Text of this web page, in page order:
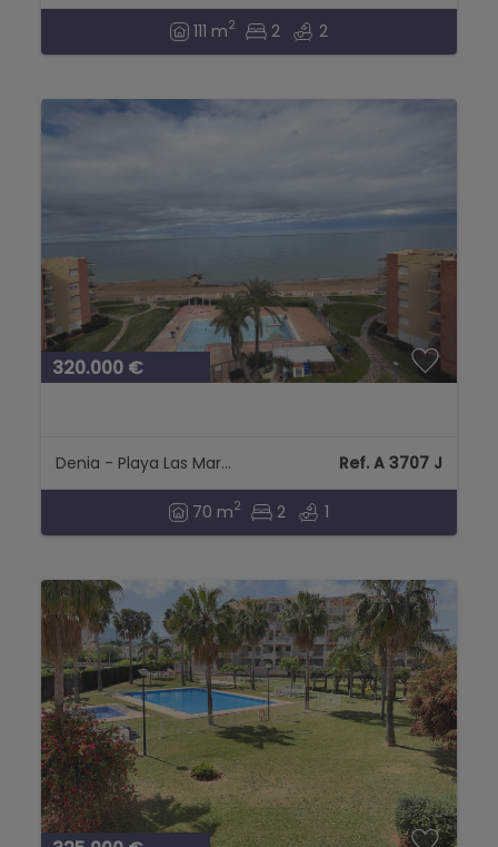
111 m2 2 2
320.000 €
Denia - Playa Las Marinas Ref. A 3707 J
70 m2 2 1